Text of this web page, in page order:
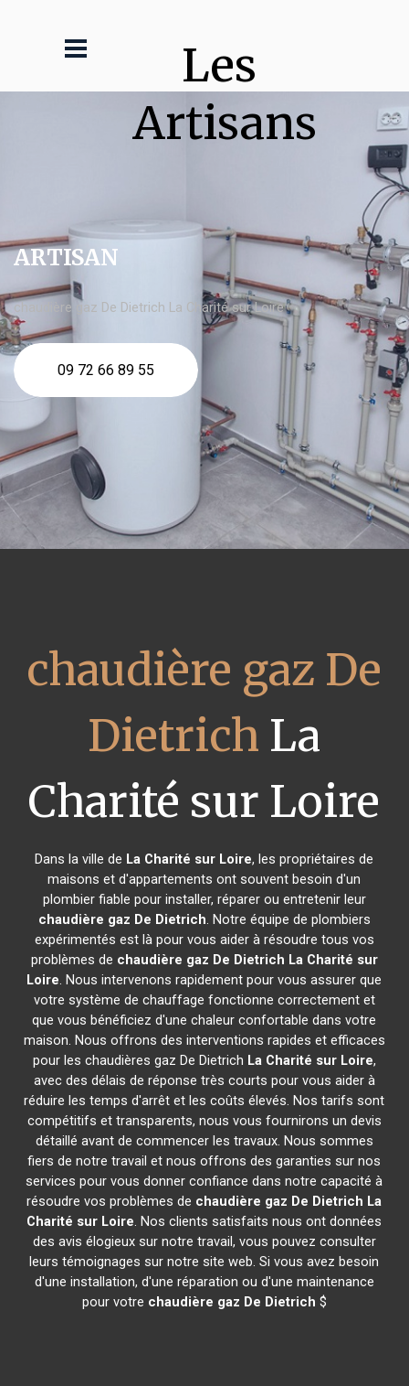
Les
Artisans
ARTISAN
chaudière gaz De Dietrich La Charité sur Loire
09 72 66 89 55
chaudière gaz De
Dietrich La
Charité sur Loire
Dans la ville de La Charité sur Loire, les propriétaires de
maisons et d'appartements ont souvent besoin d'un
plombier fiable pour installer, réparer ou entretenir leur
chaudière gaz De Dietrich. Notre équipe de plombiers
expérimentés est là pour vous aider à résoudre tous vos
problèmes de chaudière gaz De Dietrich La Charité sur
Loire. Nous intervenons rapidement pour vous assurer que
votre système de chauffage fonctionne correctement et
que vous bénéficiez d'une chaleur confortable dans votre
maison. Nous offrons des interventions rapides et efficaces
pour les chaudières gaz De Dietrich La Charité sur Loire,
avec des délais de réponse très courts pour vous aider à
réduire les temps d'arrêt et les coûts élevés. Nos tarifs sont
compétitifs et transparents, nous vous fournirons un devis
détaillé avant de commencer les travaux. Nous sommes
fiers de notre travail et nous offrons des garanties sur nos
services pour vous donner confiance dans notre capacité à
résoudre vos problèmes de chaudière gaz De Dietrich La
Charité sur Loire. Nos clients satisfaits nous ont données
des avis élogieux sur notre travail, vous pouvez consulter
leurs témoignages sur notre site web. Si vous avez besoin
d'une installation, d'une réparation ou d'une maintenance
pour votre chaudière gaz De Dietrich $